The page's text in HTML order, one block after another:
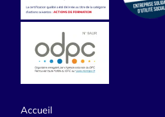
Accueil